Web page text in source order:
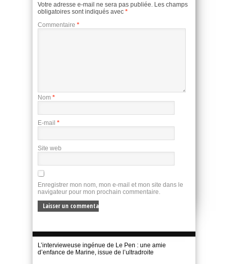
Votre adresse e-mail ne sera pas publiée. Les champs
obligatoires sont indiqués avec *
Commentaire *
Nom *
E-mail *
Site web
Enregistrer mon nom, mon e-mail et mon site dans le
navigateur pour mon prochain commentaire.
L’intervieweuse ingénue de Le Pen : une amie
d’enfance de Marine, issue de l’ultradroite